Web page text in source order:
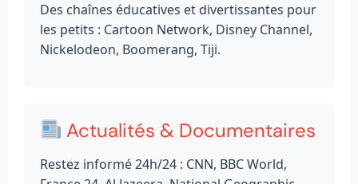
Des chaînes éducatives et divertissantes pour
les petits : Cartoon Network, Disney Channel,
Nickelodeon, Boomerang, Tiji.
Actualités & Documentaires
Restez informé 24h/24 : CNN, BBC World,